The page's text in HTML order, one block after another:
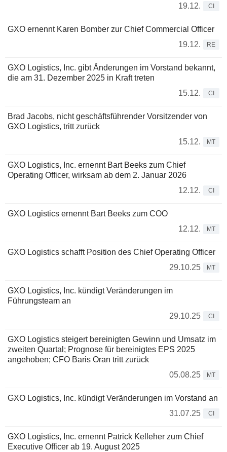
19.12.
CI
GXO ernennt Karen Bomber zur Chief Commercial Officer
19.12.
RE
GXO Logistics, Inc. gibt Änderungen im Vorstand bekannt,
die am 31. Dezember 2025 in Kraft treten
15.12.
CI
Brad Jacobs, nicht geschäftsführender Vorsitzender von
GXO Logistics, tritt zurück
15.12.
MT
GXO Logistics, Inc. ernennt Bart Beeks zum Chief
Operating Officer, wirksam ab dem 2. Januar 2026
12.12.
CI
GXO Logistics ernennt Bart Beeks zum COO
12.12.
MT
GXO Logistics schafft Position des Chief Operating Officer
29.10.25
MT
GXO Logistics, Inc. kündigt Veränderungen im
Führungsteam an
29.10.25
CI
GXO Logistics steigert bereinigten Gewinn und Umsatz im
zweiten Quartal; Prognose für bereinigtes EPS 2025
angehoben; CFO Baris Oran tritt zurück
05.08.25
MT
GXO Logistics, Inc. kündigt Veränderungen im Vorstand an
31.07.25
CI
GXO Logistics, Inc. ernennt Patrick Kelleher zum Chief
Executive Officer ab 19. August 2025